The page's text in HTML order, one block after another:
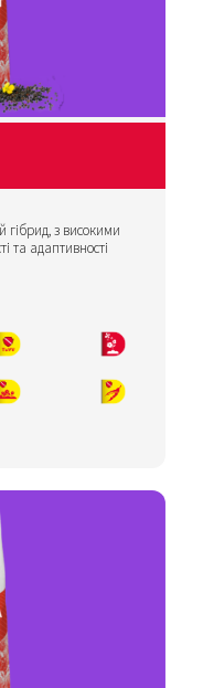
гібрид, з високими
та адаптивності